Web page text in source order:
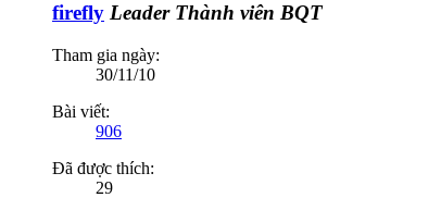
firefly Leader Thành viên BQT
Tham gia ngày:
30/11/10
Bài viết:
906
Đã được thích:
29